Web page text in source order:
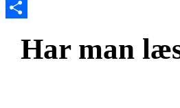
Email
Har man